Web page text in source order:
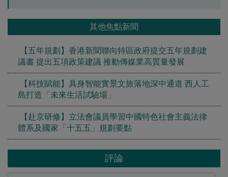
其他焦點新聞
【五年規劃】香港新聞聯向特區政府提交五年規劃建
議書 提出五項政策建議 推動傳媒業高質量發展
【科技賦能】具身智能實景文旅落地深中通道 西人工
島打造「未來生活試驗場」
【赴京研修】立法會議員學習中國特色社會主義法律
體系及國家「十五五」規劃要點
評論